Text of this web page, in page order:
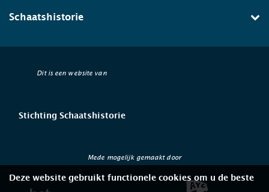
Schaatshistorie
Dit is een website van
Stichting Schaatshistorie
Mede mogelijk gemaakt door
Deze website gebruikt functionele cookies om u de beste